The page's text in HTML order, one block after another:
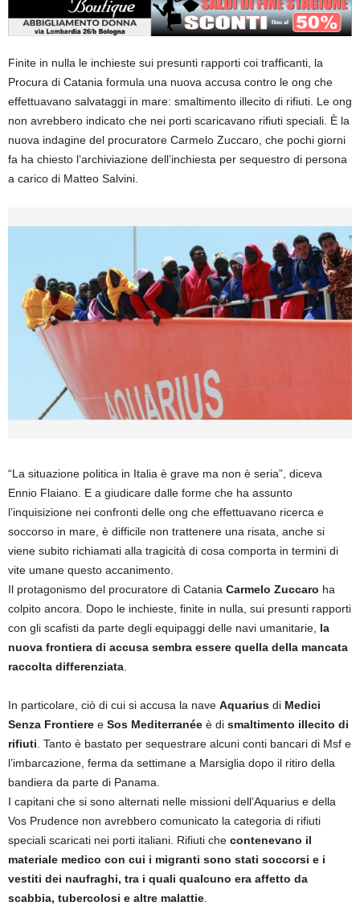
Finite in nulla le inchieste sui presunti rapporti coi trafficanti, la
Procura di Catania formula una nuova accusa contro le ong che
effettuavano salvataggi in mare: smaltimento illecito di rifiuti. Le ong
non avrebbero indicato che nei porti scaricavano rifiuti speciali. È la
nuova indagine del procuratore Carmelo Zuccaro, che pochi giorni
fa ha chiesto l’archiviazione dell’inchiesta per sequestro di persona
a carico di Matteo Salvini.
“La situazione politica in Italia è grave ma non è seria”, diceva
Ennio Flaiano. E a giudicare dalle forme che ha assunto
l’inquisizione nei confronti delle ong che effettuavano ricerca e
soccorso in mare, è difficile non trattenere una risata, anche si
viene subito richiamati alla tragicità di cosa comporta in termini di
vite umane questo accanimento.
Il protagonismo del procuratore di Catania Carmelo Zuccaro ha
colpito ancora. Dopo le inchieste, finite in nulla, sui presunti rapporti
con gli scafisti da parte degli equipaggi delle navi umanitarie, la
nuova frontiera di accusa sembra essere quella della mancata
raccolta differenziata
In particolare, ciò di cui si accusa la nave Aquarius di Medici
Senza Frontiere e Sos Mediterranée è di smaltimento illecito di
rifiuti . Tanto è bastato per sequestrare alcuni conti bancari di Msf e
l’imbarcazione, ferma da settimane a Marsiglia dopo il ritiro della
bandiera da parte di Panama.
I capitani che si sono alternati nelle missioni dell’Aquarius e della
Vos Prudence non avrebbero comunicato la categoria di rifiuti
speciali scaricati nei porti italiani. Rifiuti che contenevano il
materiale medico con cui i migranti sono stati soccorsi e i
vestiti dei naufraghi, tra i quali qualcuno era affetto da
scabbia, tubercolosi e altre malattie